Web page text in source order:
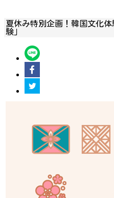
夏休み特別企画！韓国文化
験」